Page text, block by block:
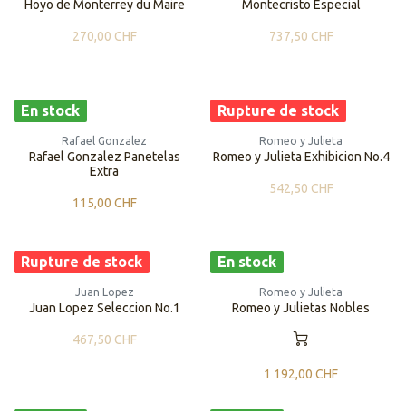
Hoyo de Monterrey du Maire
270,00 CHF
Montecristo Especial
737,50 CHF
En stock
Rafael Gonzalez
Rafael Gonzalez Panetelas
Extra
115,00 CHF
Rupture de stock
Romeo y Julieta
Romeo y Julieta Exhibicion No.4
542,50 CHF
Rupture de stock
Juan Lopez
Juan Lopez Seleccion No.1
467,50 CHF
En stock
Romeo y Julieta
Romeo y Julietas Nobles
1 192,00 CHF